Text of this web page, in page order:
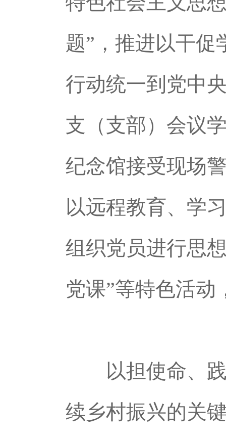
题”，推进以干
行动统一到党中
支（支部）会议
纪念馆接受现场
以远程教育、学
组织党员进行思
党课”等特色活
以担使命、
续乡村振兴的关